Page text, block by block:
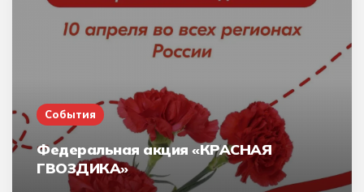
События
Федеральная акция «КРАСНАЯ
ГВОЗДИКА»